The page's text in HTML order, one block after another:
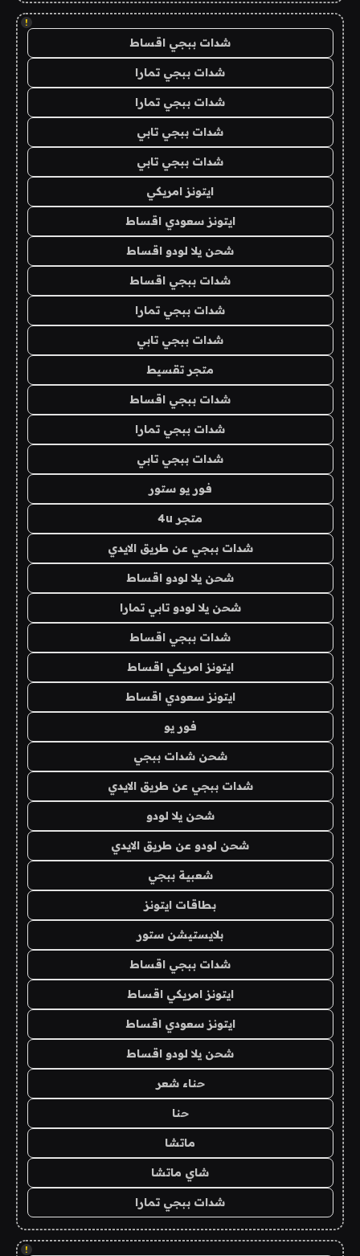
!
شدات ببجي اقساط
شدات ببجي تمارا
شدات ببجي تمارا
شدات ببجي تابي
شدات ببجي تابي
ايتونز امريكي
ايتونز سعودي اقساط
شحن يلا لودو اقساط
شدات ببجي اقساط
شدات ببجي تمارا
شدات ببجي تابي
متجر تقسيط
شدات ببجي اقساط
شدات ببجي تمارا
شدات ببجي تابي
فور يو ستور
متجر 4u
شدات ببجي عن طريق الايدي
شحن يلا لودو اقساط
شحن يلا لودو تابي تمارا
شدات ببجي اقساط
ايتونز امريكي اقساط
ايتونز سعودي اقساط
فور يو
شحن شدات ببجي
شدات ببجي عن طريق الايدي
شحن يلا لودو
شحن لودو عن طريق الايدي
شعبية ببجي
بطاقات ايتونز
بلايستيشن ستور
شدات ببجي اقساط
ايتونز امريكي اقساط
ايتونز سعودي اقساط
شحن يلا لودو اقساط
حناء شعر
حنا
ماتشا
شاي ماتشا
شدات ببجي تمارا
!